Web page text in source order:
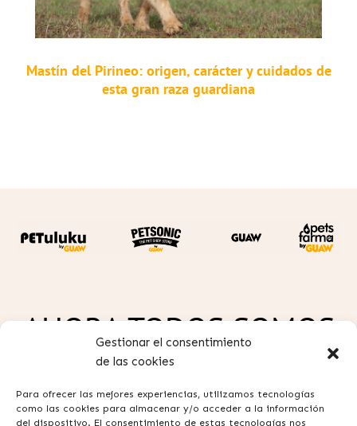
Gestionar el consentimiento
de las cookies
Para ofrecer las mejores experiencias, utilizamos tecnologías
como las cookies para almacenar y/o acceder a la información
del dispositivo. El consentimiento de estas tecnologías nos
Mastín del Pirineo: origen, carácter y cuidados de
esta gran raza guardiana
AHORA TODOS SOMOS
GUAW